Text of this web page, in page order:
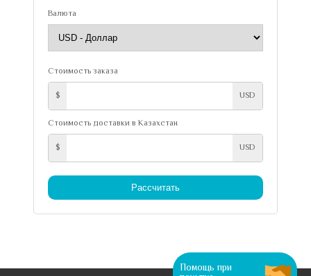
Валюта
Стоимость заказа
$
USD
Стоимость доставки в Казахстан
$
USD
Рассчитать
Помощь при